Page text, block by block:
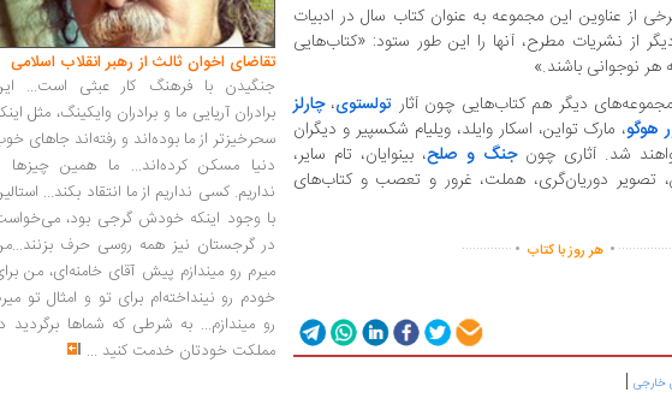
از عناوین این مجموعه به عنوان کتاب سال در ادبیات
از نشریات مطرح، آنها را این طور ستود: «کتاب‌هایی
هر نوجوانی باشند.»
دیگر هم کتاب‌هایی چون آثار تولستوی،چارلز
هوگو، مارک تواین، اسکار وایلد، ویلیام شکسپیر و دیگران
شد. آثاری چونجنگ و صلح، بینوایان، تام سایر،
تصویر دوریان‌گری، هملت، غرور و تعصب و کتاب‌های
...............
. هر روز با کتاب .
..............
خارجی |
تقاضای اخوان ثالث از رهبر انقلاب اسلامی
جنگیدن با فرهنگ کار عبثی است...
برادران آریایی ما و برادران وایکینگ، مثل
سحرخیزتر از ما بوده‌اند و رفته‌اند جاهای
دنیا مسکن کرده‌اند... ما همین چیزها
نداریم. کسی نداریم از ما انتقاد بکند...
با وجود اینکه خودش گرجی بود،
در گرجستان نیز همه روسی حرف
میرم رو میندازم پیش آقای خامنه‌ای، من
خودم رو نینداخته‌ام برای تو و امثال تو
رو میندازم... به شرطی که شماها برگردید
مملکت خودتان خدمت کنید ...